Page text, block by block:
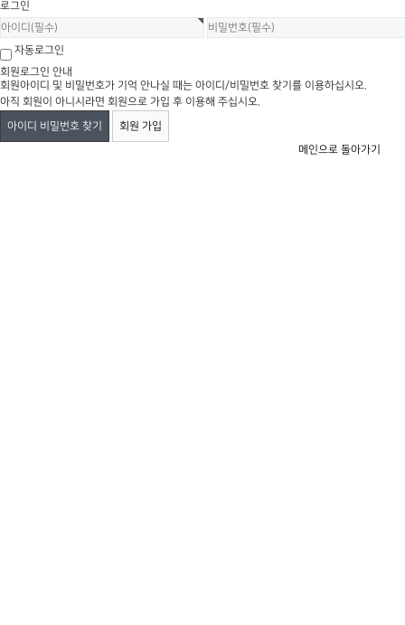
로그인
자동로그인
회원로그인 안내
회원아이디 및 비밀번호가 기억 안나실 때는 아이디/비밀번호 찾기를 이용하십시오.
아직 회원이 아니시라면 회원으로 가입 후 이용해 주십시오.
아이디 비밀번호 찾기
회원 가입
메인으로 돌아가기